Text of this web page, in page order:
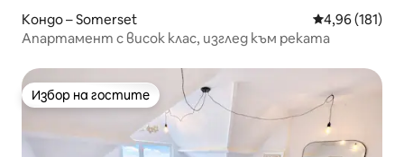
Кондо – Somerset Средна
4,96 (181)
Апартамент с висок клас, изглед към реката
Избор на гостите
Избор на гостите